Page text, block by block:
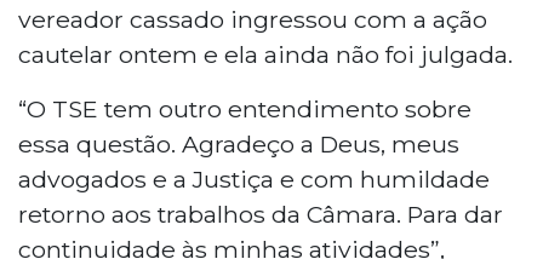
vereador cassado ingressou com a ação
cautelar ontem e ela ainda não foi julgada.
“O TSE tem outro entendimento sobre
essa questão. Agradeço a Deus, meus
advogados e a Justiça e com humildade
retorno aos trabalhos da Câmara. Para dar
continuidade às minhas atividades”,